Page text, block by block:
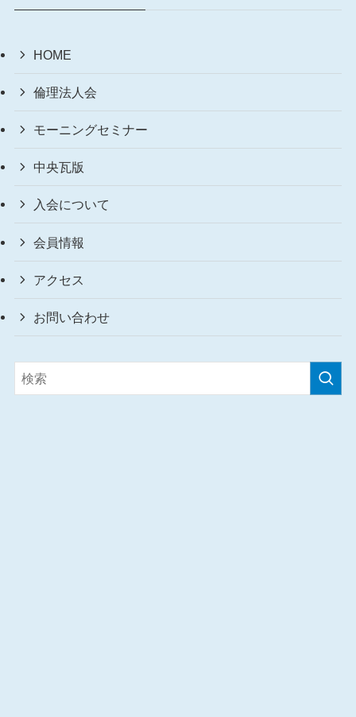
HOME
倫理法人会
モーニングセミナー
中央瓦版
入会について
会員情報
アクセス
お問い合わせ